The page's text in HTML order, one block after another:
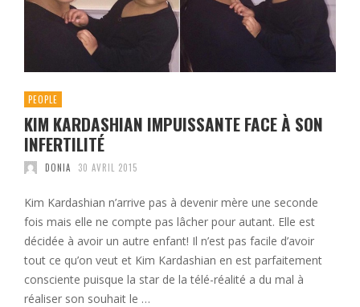
PEOPLE
KIM KARDASHIAN IMPUISSANTE FACE À SON
INFERTILITÉ
DONIA 30 AVRIL 2015
Kim Kardashian n’arrive pas à devenir mère une seconde
fois mais elle ne compte pas lâcher pour autant. Elle est
décidée à avoir un autre enfant! Il n’est pas facile d’avoir
tout ce qu’on veut et Kim Kardashian en est parfaitement
consciente puisque la star de la télé-réalité a du mal à
réaliser son souhait le …